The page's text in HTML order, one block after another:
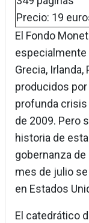
Precio: 19
El Fondo
especialmente
Grecia,
producidos
profunda
de 2009. Pero
historia de
gobernanza
mes de julio
en Estados
El catedrático